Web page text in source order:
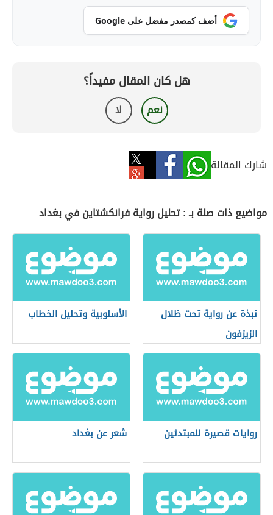
أضف كمصدر مفضل على Google
هل كان المقال مفيداً؟
نعم لا
شارك المقالة
مواضيع ذات صلة بـ : تحليل رواية فرانكشتاين في بغداد
نبذة عن رواية تحت ظلال
الزيزفون
الأسلوبية وتحليل الخطاب
روايات قصيرة للمبتدئين شعر عن بغداد